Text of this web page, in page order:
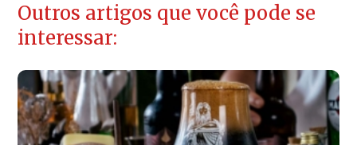
Outros artigos que você pode se
interessar: